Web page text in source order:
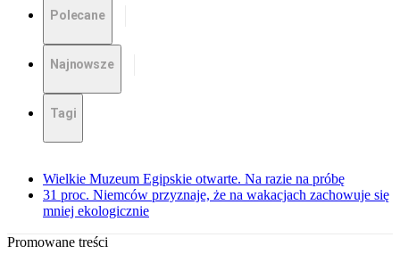
Polecane
Najnowsze
Tagi
Wielkie Muzeum Egipskie otwarte. Na razie na próbę
31 proc. Niemców przyznaje, że na wakacjach zachowuje się
mniej ekologicznie
Promowane treści